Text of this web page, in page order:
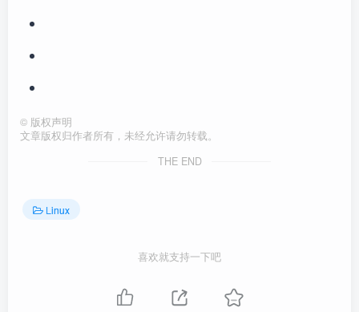
© 版权声明
文章版权归作者所有，未经允许请勿转载。
THE END
Linux
喜欢就支持一下吧